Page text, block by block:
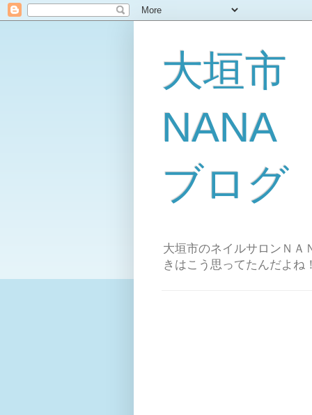
大垣市
NANA
ブログ
大垣市のネイルサロンＮＡ
きはこう思ってたんだよ